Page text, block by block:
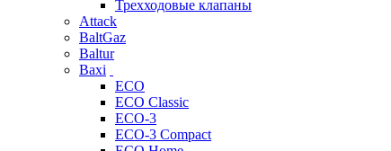
Трехходовые клапаны
Attack
BaltGaz
Baltur
Baxi
ECO
ECO Classic
ECO-3
ECO-3 Compact